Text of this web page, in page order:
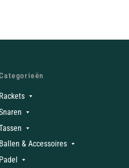
Rackets
Ballen & Accessoires
Padel